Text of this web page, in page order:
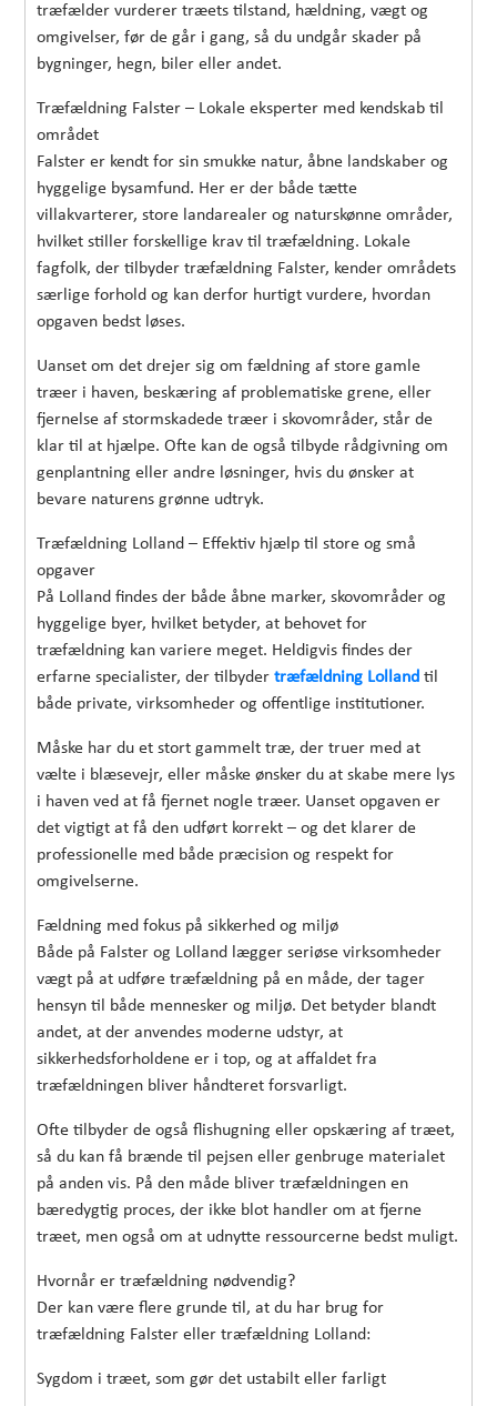
træfælder vurderer træets tilstand, hældning, vægt og
omgivelser, før de går i gang, så du undgår skader på
bygninger, hegn, biler eller andet.
Træfældning Falster – Lokale eksperter med kendskab til
området
Falster er kendt for sin smukke natur, åbne landskaber og
hyggelige bysamfund. Her er der både tætte
villakvarterer, store landarealer og naturskønne områder,
hvilket stiller forskellige krav til træfældning. Lokale
fagfolk, der tilbyder træfældning Falster, kender områdets
særlige forhold og kan derfor hurtigt vurdere, hvordan
opgaven bedst løses.
Uanset om det drejer sig om fældning af store gamle
træer i haven, beskæring af problematiske grene, eller
fjernelse af stormskadede træer i skovområder, står de
klar til at hjælpe. Ofte kan de også tilbyde rådgivning om
genplantning eller andre løsninger, hvis du ønsker at
bevare naturens grønne udtryk.
Træfældning Lolland – Effektiv hjælp til store og små
opgaver
På Lolland findes der både åbne marker, skovområder og
hyggelige byer, hvilket betyder, at behovet for
træfældning kan variere meget. Heldigvis findes der
erfarne specialister, der tilbydertræfældning Lolland til
både private, virksomheder og offentlige institutioner.
Måske har du et stort gammelt træ, der truer med at
vælte i blæsevejr, eller måske ønsker du at skabe mere lys
i haven ved at få fjernet nogle træer. Uanset opgaven er
det vigtigt at få den udført korrekt – og det klarer de
professionelle med både præcision og respekt for
omgivelserne.
Fældning med fokus på sikkerhed og miljø
Både på Falster og Lolland lægger seriøse virksomheder
vægt på at udføre træfældning på en måde, der tager
hensyn til både mennesker og miljø. Det betyder blandt
andet, at der anvendes moderne udstyr, at
sikkerhedsforholdene er i top, og at affaldet fra
træfældningen bliver håndteret forsvarligt.
Ofte tilbyder de også flishugning eller opskæring af træet,
så du kan få brænde til pejsen eller genbruge materialet
på anden vis. På den måde bliver træfældningen en
bæredygtig proces, der ikke blot handler om at fjerne
træet, men også om at udnytte ressourcerne bedst muligt.
Hvornår er træfældning nødvendig?
Der kan være flere grunde til, at du har brug for
træfældning Falster eller træfældning Lolland:
Sygdom i træet, som gør det ustabilt eller farligt